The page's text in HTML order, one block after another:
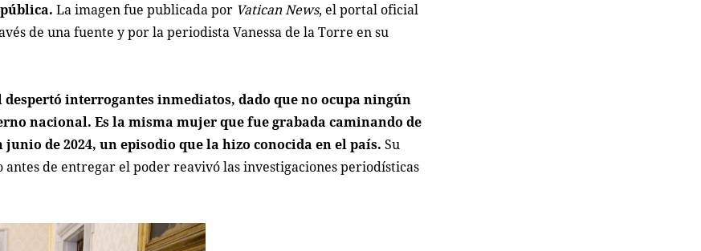
La imagen fue publicada por Vatican News, el portal oficial
de una fuente y por la periodista Vanessa de la Torre en su
interrogantes inmediatos, dado que no ocupa ningún
nacional. Es la misma mujer que fue grabada caminando de
de 2024, un episodio que la hizo conocida en el país.Su
de entregar el poder reavivó las investigaciones periodísticas